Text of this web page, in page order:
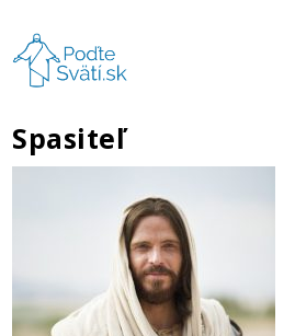
Spasiteľ